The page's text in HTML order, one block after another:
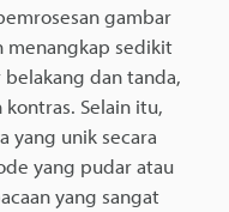
gambar
menangkap sedikit
dan tanda,
Selain itu,
yang unik secara
yang pudar atau
yang sangat